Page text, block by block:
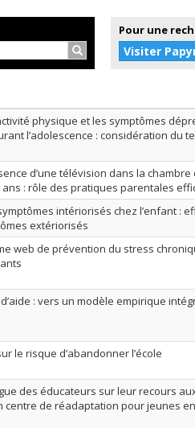
Rechercher…
Pour une
Visiter
physique et les symptômes
l’adolescence : considération du
d’une télévision dans la chambre
: rôle des pratiques parentales
intériorisés chez l’enfant :
extériorisés
web de prévention du stress
: vers un modèle empirique
le risque d’abandonner l’école
des éducateurs sur leur recours
de réadaptation pour jeunes